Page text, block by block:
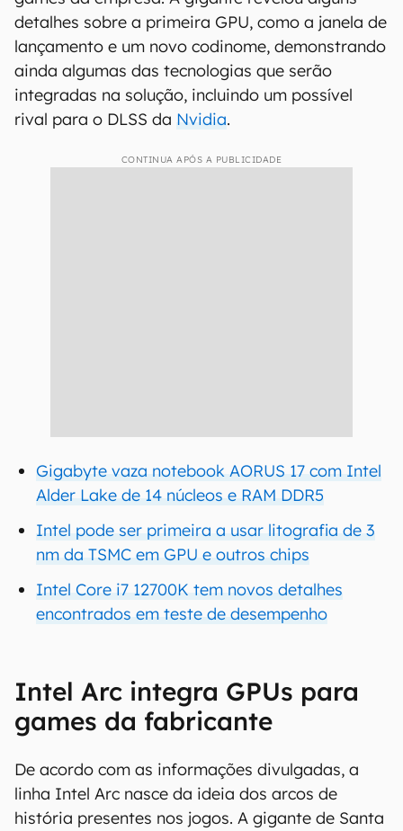
detalhes sobre a primeira GPU, como a janela de
lançamento e um novo codinome, demonstrando
ainda algumas das tecnologias que serão
integradas na solução, incluindo um possível
rival para o DLSS da Nvidia.
CONTINUA APÓS A PUBLICIDADE
Gigabyte vaza notebook AORUS 17 com Intel
Alder Lake de 14 núcleos e RAM DDR5
Intel pode ser primeira a usar litografia de 3
nm da TSMC em GPU e outros chips
Intel Core i7 12700K tem novos detalhes
encontrados em teste de desempenho
Intel Arc integra GPUs para
games da fabricante
De acordo com as informações divulgadas, a
linha Intel Arc nasce da ideia dos arcos de
história presentes nos jogos. A gigante de Santa